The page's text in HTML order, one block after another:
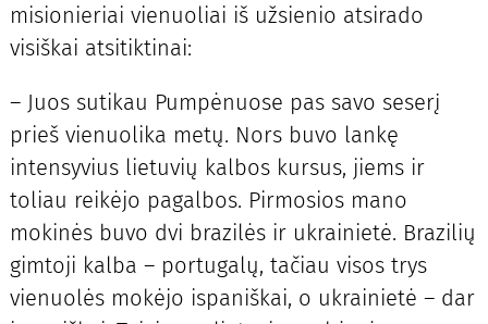
misionieriai vienuoliai iš užsienio atsirado
visiškai atsitiktinai:
– Juos sutikau Pumpėnuose pas savo seserį
prieš vienuolika metų. Nors buvo lankę
intensyvius lietuvių kalbos kursus, jiems ir
toliau reikėjo pagalbos. Pirmosios mano
mokinės buvo dvi brazilės ir ukrainietė. Brazilių
gimtoji kalba – portugalų, tačiau visos trys
vienuolės mokėjo ispaniškai, o ukrainietė – dar